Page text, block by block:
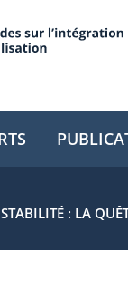
: LA